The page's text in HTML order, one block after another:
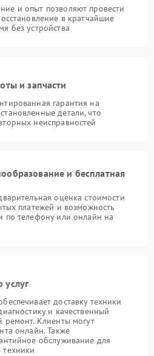
и опыт позволяют провести
в кратчайшие
без устройства
и запчасти
гарантия на
детали, что
неисправностей
и бесплатная
оценка стоимости
платежей и возможность
по телефону или онлайн на
услуг
доставку техники
и качественный
ремонт. Клиенты могут
онлайн. Также
обслуживание для